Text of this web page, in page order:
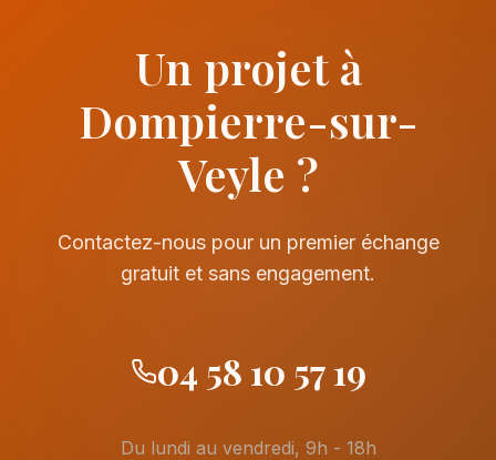
Un projet à
Dompierre-sur-
Veyle ?
Contactez-nous pour un premier échange
gratuit et sans engagement.
04 58 10 57 19
Du lundi au vendredi, 9h - 18h